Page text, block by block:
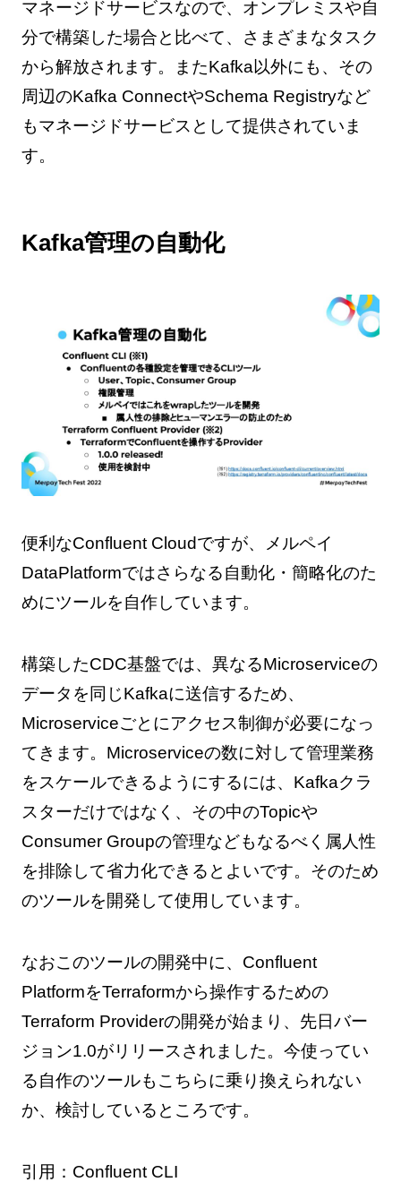
マネージドサービスなので、オンプレミスや自
分で構築した場合と比べて、さまざまなタスク
から解放されます。またKafka以外にも、その
周辺のKafka ConnectやSchema Registryなど
もマネージドサービスとして提供されていま
す。
Kafka管理の自動化
便利なConfluent Cloudですが、メルペイ
DataPlatformではさらなる自動化・簡略化のた
めにツールを自作しています。
構築したCDC基盤では、異なるMicroserviceの
データを同じKafkaに送信するため、
Microserviceごとにアクセス制御が必要になっ
てきます。Microserviceの数に対して管理業務
をスケールできるようにするには、Kafkaクラ
スターだけではなく、その中のTopicや
Consumer Groupの管理などもなるべく属人性
を排除して省力化できるとよいです。そのため
のツールを開発して使用しています。
なおこのツールの開発中に、Confluent
PlatformをTerraformから操作するための
Terraform Providerの開発が始まり、先日バー
ジョン1.0がリリースされました。今使ってい
る自作のツールもこちらに乗り換えられない
か、検討しているところです。
引用：Confluent CLI